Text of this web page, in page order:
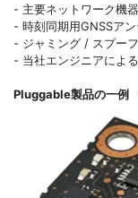
- 主要ネットワーク機
- 時刻同期用GNSSア
- ジャミング / スプー
- 当社エンジニアによ
Pluggable製品の一例